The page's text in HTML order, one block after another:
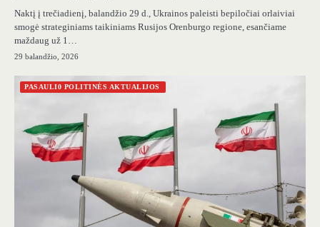
Naktį į trečiadienį, balandžio 29 d., Ukrainos paleisti bepiločiai orlaiviai
smogė strateginiams taikiniams Rusijos Orenburgo regione, esančiame
maždaug už 1…
29 balandžio, 2026
PASAULI0 POLITINĖS AKTUALIJOS